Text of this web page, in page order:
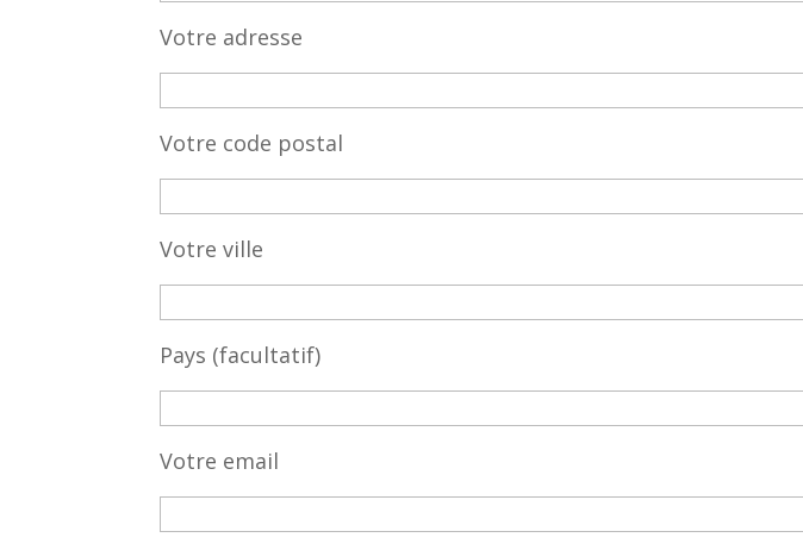
Votre adresse
Votre code postal
Votre ville
Pays (facultatif)
Votre email